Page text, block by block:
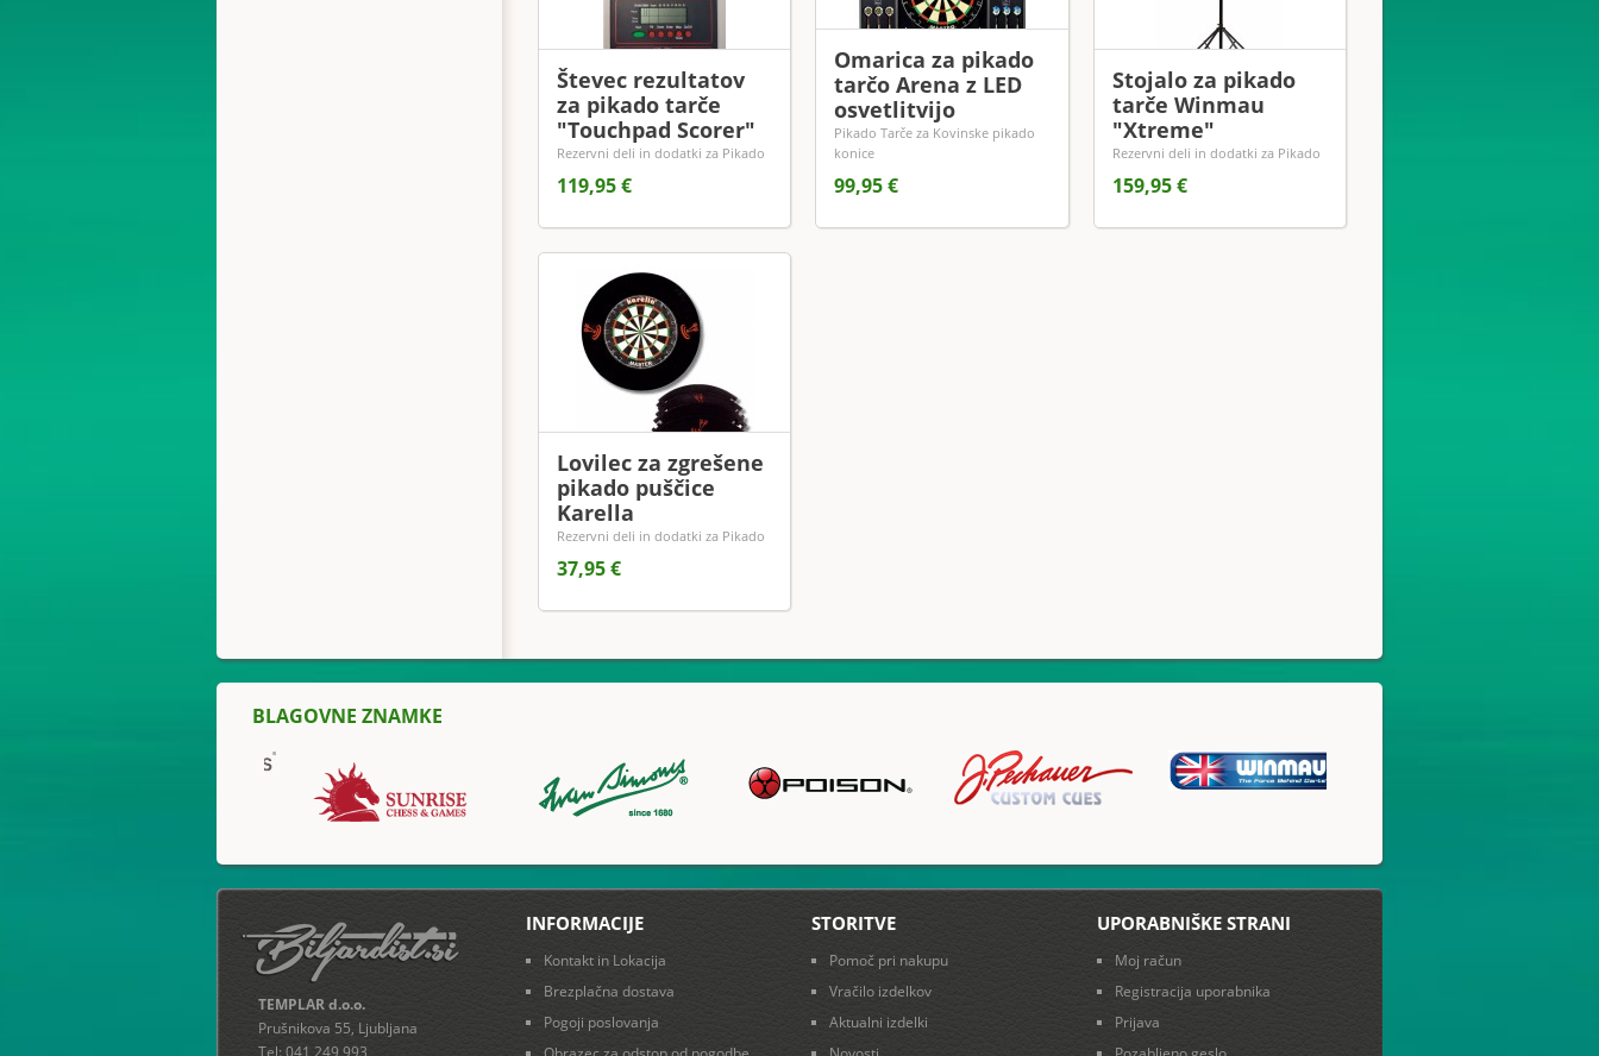
Števec rezultatov
za pikado tarče
"Touchpad Scorer"
Rezervni deli in dodatki za Pikado
119,95 €
Omarica za pikado
tarčo Arena z LED
osvetlitvijo
Pikado Tarče za Kovinske pikado
konice
99,95 €
Stojalo za pikado
tarče Winmau
"Xtreme"
Rezervni deli in dodatki za Pikado
159,95 €
Lovilec za zgrešene
pikado puščice
Karella
Rezervni deli in dodatki za Pikado
37,95 €
BLAGOVNE ZNAMKE
TEMPLAR d.o.o.
Prušnikova 55, Ljubljana
Tel: 041 249 993
INFORMACIJE
Kontakt in Lokacija
Brezplačna dostava
Pogoji poslovanja
STORITVE
Pomoč pri nakupu
Vračilo izdelkov
Aktualni izdelki
UPORABNIŠKE STRANI
Moj račun
Registracija uporabnika
Prijava